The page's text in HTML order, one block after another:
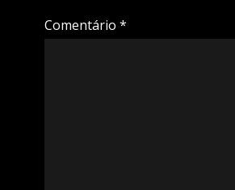
Comentário *